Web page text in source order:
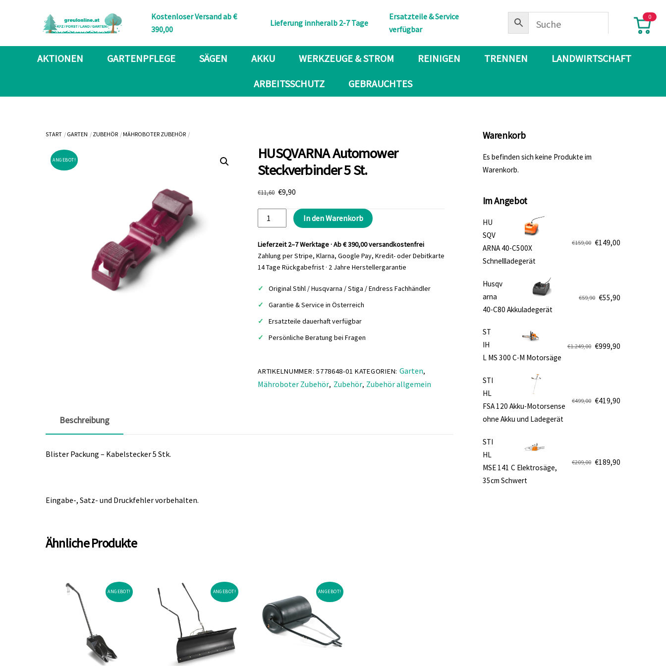
Kostenloser Versand ab €
390,00
Lieferung innheralb 2-7 Tage
Ersatzteile & Service
verfügbar
0
AKTIONEN GARTENPFLEGE SÄGEN AKKU WERKZEUGE & STROM REINIGEN TRENNEN LANDWIRTSCHAFT
ARBEITSSCHUTZ GEBRAUCHTES
START GARTEN ZUBEHÖR MÄHROBOTER ZUBEHÖR
ANGEBOT!
HUSQVARNA Automower
Steckverbinder 5 St.
€11,60 Ursprünglicher
€11,60
€9,90
ist:
€9,90.
HUSQVARNA
Automower
Steckverbinder
5
St.
In den Warenkorb
Lieferzeit 2–7 Werktage · Ab € 390,00 versandkostenfrei
Zahlung per Stripe, Klarna, Google Pay, Kredit- oder Debitkarte
14 Tage Rückgabefrist · 2 Jahre Herstellergarantie
Original Stihl / Husqvarna / Stiga / Endress Fachhändler
Garantie & Service in Österreich
Ersatzteile dauerhaft verfügbar
Persönliche Beratung bei Fragen
ARTIKELNUMMER:5778648-01 KATEGORIEN: Garten,
Mähroboter Zubehör, Zubehör, Zubehör allgemein
Beschreibung
Blister Packung – Kabelstecker 5 Stk.
Eingabe-, Satz- und Druckfehler vorbehalten.
Ähnliche Produkte
ANGEBOT! ANGEBOT! ANGEBOT!
Warenkorb
Es befinden sich keine Produkte im
Warenkorb.
Im Angebot
HU
SQV
ARNA 40-C500X
Schnellladegerät
€159,00
Ursprünglicher
Preis
€159,00
€149,00
Aktueller
Preis
€149,00.
Husqv
arna
40-C80 Akkuladegerät
€59,90
war:
€59,90
€55,90
ist:
€55,90.
ST
IH
L MS 300 C-M Motorsäge
€1.249,00
war:
€1.249,00
€999,90
ist:
€999,90.
STI
HL
FSA 120 Akku-Motorsense
ohne Akku und Ladegerät
€499,00
Ursprünglicher
Preis
€499,00
€419,90
Aktueller
Preis
€419,90.
STI
HL
MSE 141 C Elektrosäge,
35cm Schwert
€209,00
Ursprünglicher
Preis
€189,90
Aktueller
Preis
To